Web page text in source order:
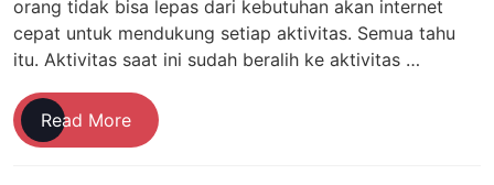
orang tidak bisa lepas dari kebutuhan akan internet
cepat untuk mendukung setiap aktivitas. Semua tahu
itu. Aktivitas saat ini sudah beralih ke aktivitas …
Read MoreInternet
Cepat